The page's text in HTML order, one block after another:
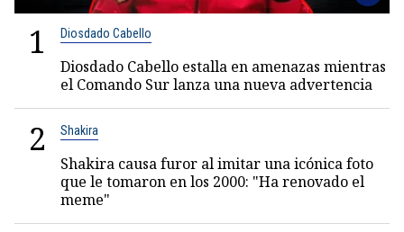
1 Diosdado Cabello
Diosdado Cabello estalla en amenazas mientras
el Comando Sur lanza una nueva advertencia
2 Shakira
Shakira causa furor al imitar una icónica foto
que le tomaron en los 2000: "Ha renovado el
meme"